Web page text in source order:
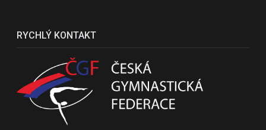
RYCHLÝ KONTAKT